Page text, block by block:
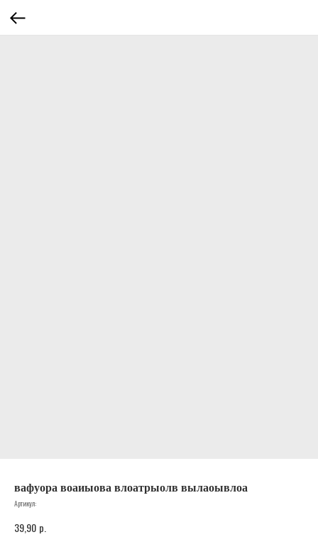
вафуора воаиыова влоатрыолв вылаоывлоа
Артикул:
39,90 р.